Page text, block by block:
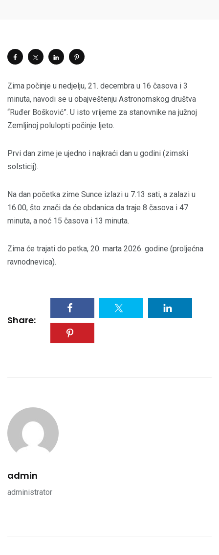
Zima počinje u nedjelju, 21. decembra u 16 časova i 3
minuta, navodi se u obajveštenju Astronomskog društva
“Ruđer Bošković”. U isto vrijeme za stanovnike na južnoj
Zemljinoj polulopti počinje ljeto.
Prvi dan zime je ujedno i najkraći dan u godini (zimski
solsticij).
Na dan početka zime Sunce izlazi u 7.13 sati, a zalazi u
16.00, što znači da će obdanica da traje 8 časova i 47
minuta, a noć 15 časova i 13 minuta.
Zima će trajati do petka, 20. marta 2026. godine (proljećna
ravnodnevica).
Share:
admin
administrator